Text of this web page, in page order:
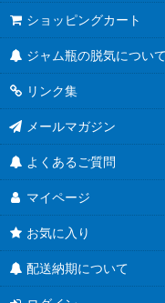
ショッピングカート
ジャム瓶の脱気について
リンク集
メールマガジン
よくあるご質問
マイページ
お気に入り
配送納期について